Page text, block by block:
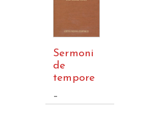
Sermoni
de
tempore
–